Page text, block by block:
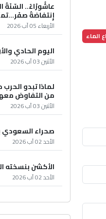
الماء
عاشُورْاءُ.. السّنَةُ
إِنتفاضةُ
الأربعاء 05 آب 2026
اليوم الحادي
الأثنين 03 آب 2026
لماذا تبدو
من التفاوض
الأثنين 03 آب 2026
صحراء السعودي
الأحد 02 آب 2026
الأكشن بنسخته
الأحد 02 آب 2026